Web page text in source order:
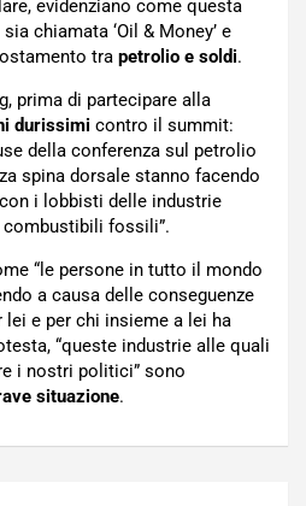
evidenziano come questa
chiamata ‘Oil & Money’ e
tra petrolio e soldi.
prima di partecipare alla
durissimi contro il summit:
della conferenza sul petrolio
spina dorsale stanno facendo
i lobbisti delle industrie
combustibili fossili”.
“le persone in tutto il mondo
a causa delle conseguenze
e per chi insieme a lei ha
“queste industrie alle quali
i nostri politici” sono
situazione.